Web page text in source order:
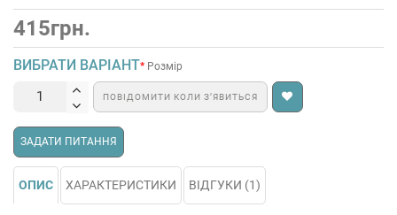
415грн.
ВИБРАТИ ВАРІАНТ Розмір
ПОВІДОМИТИ КОЛИ З’ЯВИТЬСЯ
ЗАДАТИ ПИТАННЯ
ОПИС ХАРАКТЕРИСТИКИ ВІДГУКИ (1)